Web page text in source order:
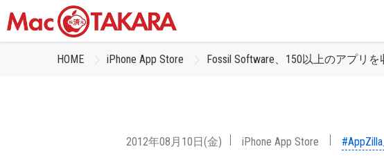
HOME iPhone App Store Fossil Software、150以上のアプリ
2012年08月10日(金) iPhone App Store